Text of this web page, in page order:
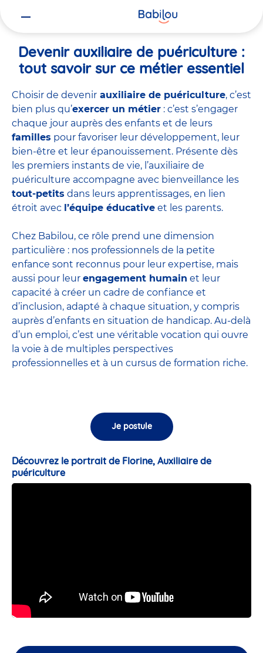
Devenir auxiliaire de puériculture :
tout savoir sur ce métier essentiel
Choisir de devenir auxiliaire de puériculture, c’est
bien plus qu’exercer un métier : c’est s’engager
chaque jour auprès des enfants et de leurs
familles pour favoriser leur développement, leur
bien-être et leur épanouissement. Présente dès
les premiers instants de vie, l’auxiliaire de
puériculture accompagne avec bienveillance les
tout-petits dans leurs apprentissages, en lien
étroit avec l’équipe éducative et les parents.
Chez Babilou, ce rôle prend une dimension
particulière : nos professionnels de la petite
enfance sont reconnus pour leur expertise, mais
aussi pour leur engagement humain et leur
capacité à créer un cadre de confiance et
d’inclusion, adapté à chaque situation, y compris
auprès d’enfants en situation de handicap. Au-delà
d’un emploi, c’est une véritable vocation qui ouvre
la voie à de multiples perspectives
professionnelles et à un cursus de formation riche.
Je postule
Découvrez le portrait de Florine, Auxiliaire de
puériculture